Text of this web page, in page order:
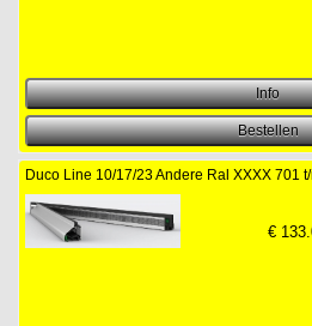
Duco Line 10/17/23 Andere Ral XXXX 701
€